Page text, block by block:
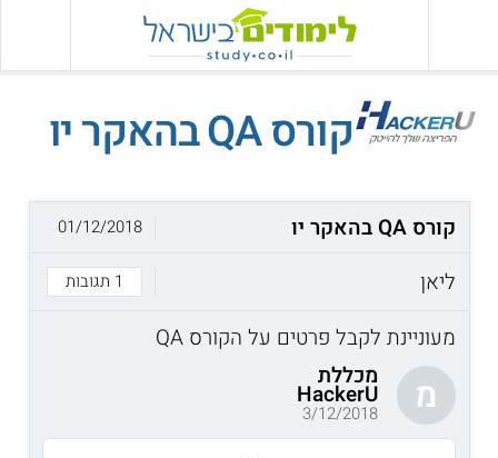
קורס QA בהאקר יו
קורס QA בהאקר יו
ליאן
1 תגובות
01/12/2018
מעוניינת לקבל פרטים על הקורס QA
מ מכללת
HackerU
3/12/2018